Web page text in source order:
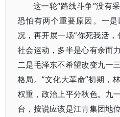
这一轮“路线斗争”没有
恐怕有两个重要原因。一
况，再开展一场“你死我活
社会运动，多半是心有余而
二是毛泽东不希望改变九一
格局。“文化大革命”初期，
权重，政治上平分秋色。九
台，按说应该是江青集团地